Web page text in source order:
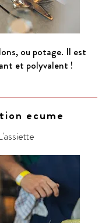
ou potage. Il est
et polyvalent !
ecume